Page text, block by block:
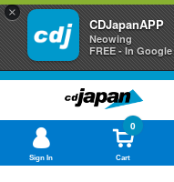
×
CDJapanAPP
Neowing
FREE - In
Sign In Cart
0